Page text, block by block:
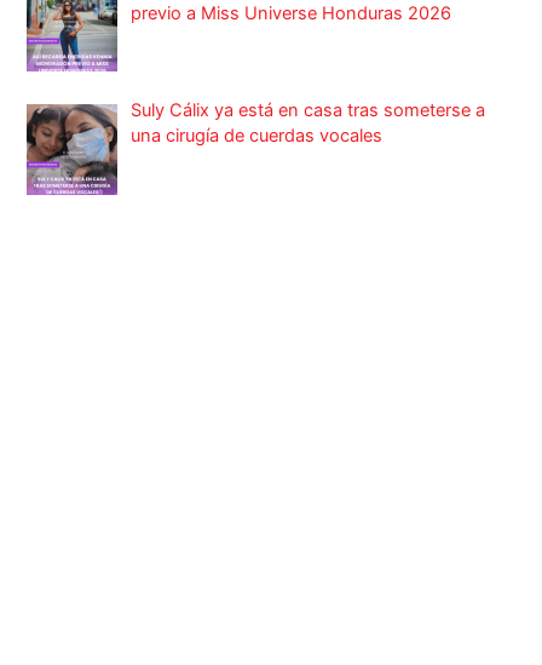
previo a Miss Universe Honduras 2026
Suly Cálix ya está en casa tras someterse a
una cirugía de cuerdas vocales